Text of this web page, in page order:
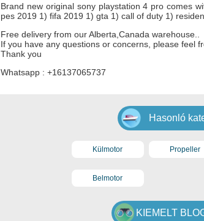
Brand new original sony playstation 4 pro comes
pes 2019 1) fifa 2019 1) gta 1) call of duty 1)
Free delivery from our Alberta,Canada warehouse..
If you have any questions or concerns, please feel
Thank you
Whatsapp : +16137065737
Hasonló
Külmotor Propeller
Belmotor
KIEMELT